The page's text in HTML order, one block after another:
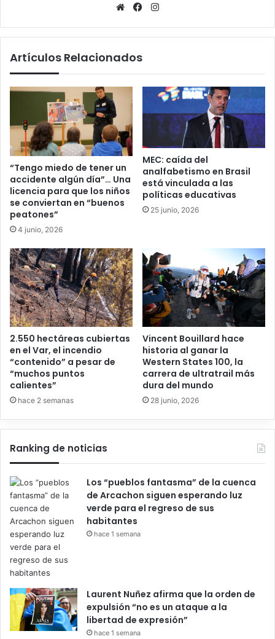
Sitio
Facebook
Artículos Relacionados
“Tengo miedo de tener un
accidente algún día”… Una
licencia para que los niños
se conviertan en “buenos
peatones”
4 junio, 2026
MEC: caída del
analfabetismo en Brasil
está vinculada a las
políticas educativas
25 junio, 2026
2.550 hectáreas cubiertas
en el Var, el incendio
“contenido” a pesar de
“muchos puntos
calientes”
hace 2 semanas
Vincent Bouillard hace
historia al ganar la
Western States 100, la
carrera de ultratrail más
dura del mundo
28 junio, 2026
Ranking de noticias
Los “pueblos fantasma” de la cuenca
de Arcachon siguen esperando luz
verde para el regreso de sus
habitantes
hace 1 semana
Laurent Nuñez afirma que la orden de
expulsión “no es un ataque a la
libertad de expresión”
hace 1 semana